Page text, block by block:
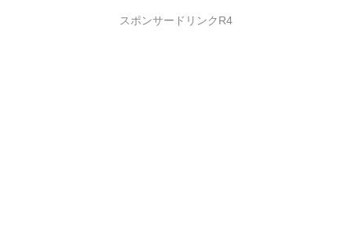
スポンサードリンクR4